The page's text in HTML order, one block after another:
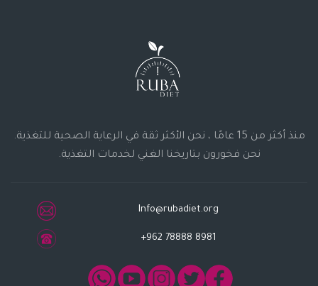
منذ أكثر من 15 عامًا ، نحن الأكثر ثقة في الرعاية الصحية للتغذية.
نحن فخورون بتاريخنا الغني لخدمات التغذية.
Info@rubadiet.org
+962 78888 8981